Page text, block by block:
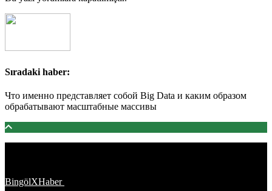
Sıradaki haber:
Что именно представляет собой Big Data и каким образом
обрабатывают масштабные массивы
BingölXHaber